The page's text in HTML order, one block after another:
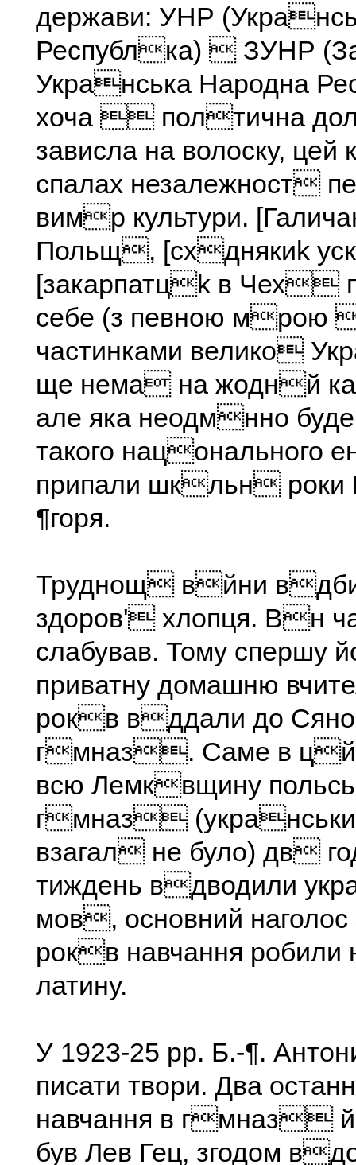
держави: УHР
Республка)  ЗУНР
Укранська Народна
хоча  полтична
зависла на волоску, цей
спалах незалежност
вимр культури.
Польщ, [схднякиk
[закарпатцk в Чех
себе (з певною мрою
частинками велико
ще нема на жоднй
але яка неодмнно
такого нацонального
припали шкльн роки
¶горя.
Труднощ вйни
здоров' хлопця. Вн
слабував. Тому спершу
приватну домашню
рокв вддали до
гмназ. Саме в
всю Лемквщину
гмназ
взагал не було) дв
тиждень вдводили
мов, основний
рокв навчання робили
латину.
У 1923-25 pp. Б.-¶.
писати твори. Два
навчання в гмназ
був Лев Гец, згодом